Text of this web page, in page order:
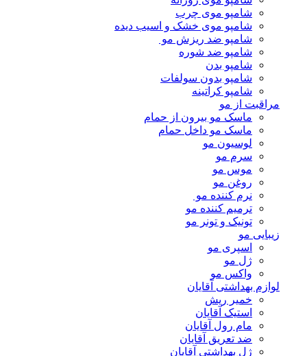
شامپو موی چرب
شامپو موی خشک و اسیب دیده
شامپو ضد ریزش مو
شامپو ضد شوره
شامپو بدن
شامپو بدون سولفات
شامپو کراتینه
مراقبت از مو
ماسک مو بیرون از حمام
ماسک مو داخل حمام
لوسیون مو
سرم مو
موس مو
روغن مو
نرم کننده مو
ترمیم کننده مو
تونیک و تونر مو
زیبایی مو
اسپری مو
ژل مو
واکس مو
لوازم بهداشتی آقایان
خمیر ریش
استیک آقایان
مام رول آقایان
ضد تعریق آقایان
ژل بهداشتی آقایان